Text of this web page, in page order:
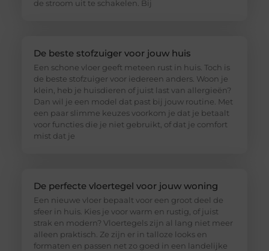
de stroom uit te schakelen. Bij
De beste stofzuiger voor jouw huis
Een schone vloer geeft meteen rust in huis. Toch is
de beste stofzuiger voor iedereen anders. Woon je
klein, heb je huisdieren of juist last van allergieën?
Dan wil je een model dat past bij jouw routine. Met
een paar slimme keuzes voorkom je dat je betaalt
voor functies die je niet gebruikt, of dat je comfort
mist dat je
De perfecte vloertegel voor jouw woning
Een nieuwe vloer bepaalt voor een groot deel de
sfeer in huis. Kies je voor warm en rustig, of juist
strak en modern? Vloertegels zijn al lang niet meer
alleen praktisch. Ze zijn er in talloze looks en
formaten en passen net zo goed in een landelijke